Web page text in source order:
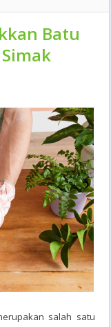
Batu
salah satu